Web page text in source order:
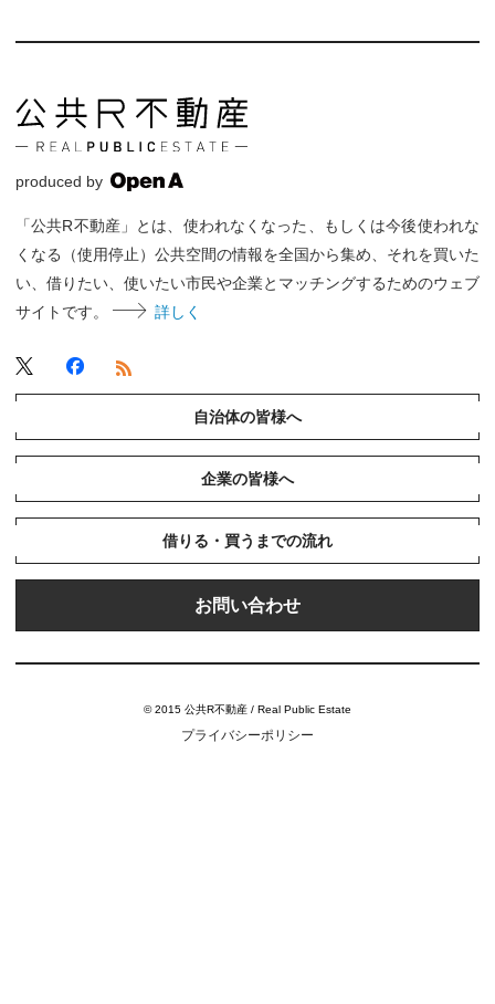
produced by
「公共R不動産」とは、使われなくなった、もしくは今後使われな
くなる（使用停止）公共空間の情報を全国から集め、それを買いた
い、借りたい、使いたい市民や企業とマッチングするためのウェブ
サイトです。
詳しく
自治体の皆様へ
企業の皆様へ
借りる・買うまでの流れ
お問い合わせ
© 2015 公共R不動産 / Real Public Estate
プライバシーポリシー